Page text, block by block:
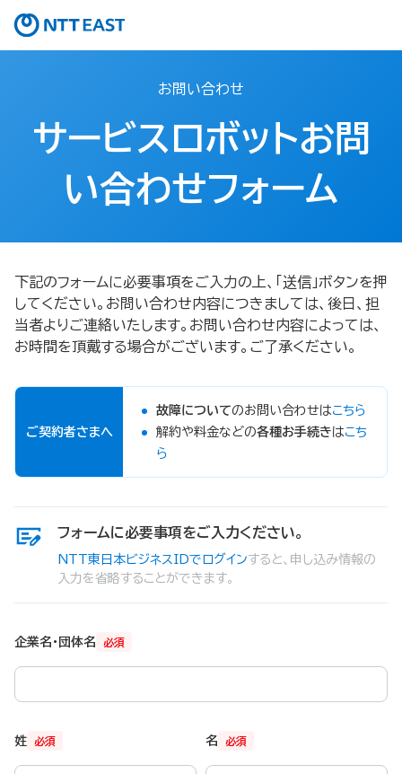
お問い合わせ
サービスロボットお問
い合わせフォーム
下記のフォームに必要事項をご入力の上、「送信」ボタンを押
してください。お問い合わせ内容につきましては、後日、担
当者よりご連絡いたします。お問い合わせ内容によっては、
お時間を頂戴する場合がございます。ご了承ください。
ご契約者さまへ
故障についてのお問い合わせはこちら
解約や料金などの各種お手続きはこち
ら
フォームに必要事項をご入力ください。
NTT東日本ビジネスIDでログインすると、申し込み情報の
入力を省略することができます。
必須
企業名・団体名
必須
姓 必須
名